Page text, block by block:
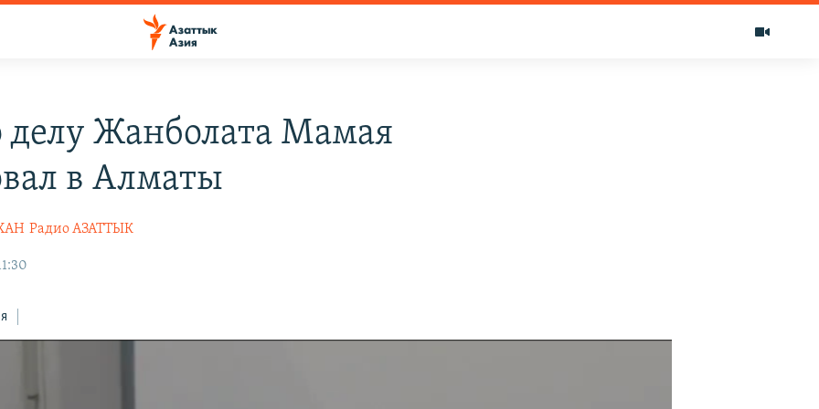
делу Жанболата Мамая
в Алматы
Радио АЗАТТЫК